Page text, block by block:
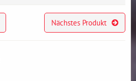
Nächstes Produkt